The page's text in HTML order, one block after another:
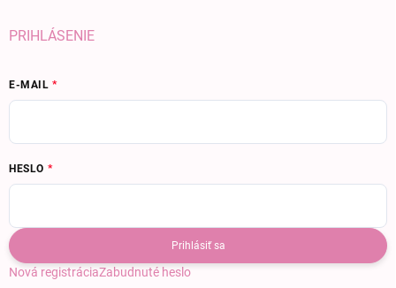
PRIHLÁSENIE
E-MAIL
HESLO
Prihlásiť sa
Nová registráciaZabudnuté heslo